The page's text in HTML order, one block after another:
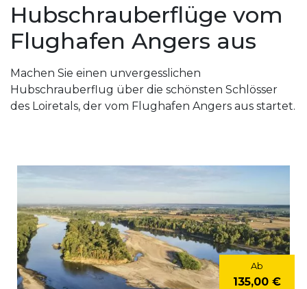
Hubschrauberflüge vom
Flughafen Angers aus
Machen Sie einen unvergesslichen
Hubschrauberflug über die schönsten Schlösser
des Loiretals, der vom Flughafen Angers aus startet.
Ab
135,00 €